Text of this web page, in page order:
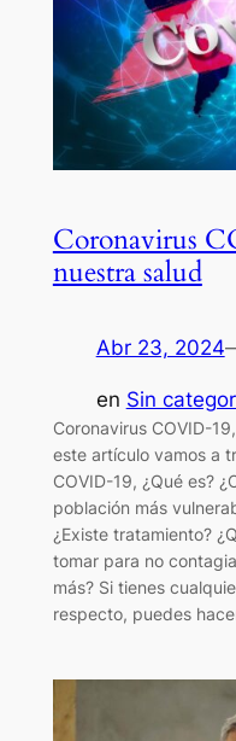
Coronavirus
nuestra salud
Abr 23, 2024
en Sin
Coronavirus COVID-
este artículo vamos a
COVID-19, ¿Qué es?
población más
¿Existe tratamiento?
tomar para no
más? Si tienes
respecto, puedes